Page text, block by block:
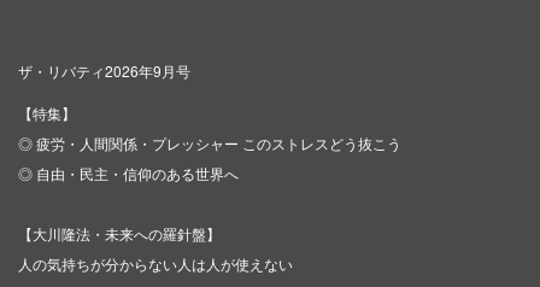
ザ・リバティ2026年9月号
【特集】
◎ 疲労・人間関係・プレッシャー このストレスどう抜こう
◎ 自由・民主・信仰のある世界へ
【大川隆法・未来への羅針盤】
人の気持ちが分からない人は人が使えない